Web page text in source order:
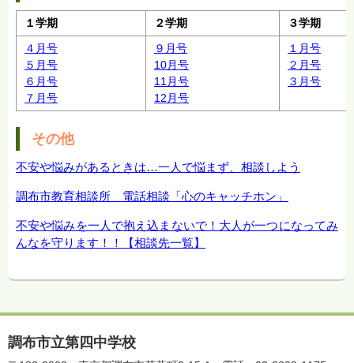
１学期 ２学期
３学期
４月号
５月号
６月号
７月号
９月号
10月号
11月号
12月号
１月号
２月号
３月号
その他
不安や悩みがあるときは…一人で悩まず、相談しよう
調布市教育相談所 電話相談「心のキャッチホン」
不安や悩みを一人で抱え込まないで！大人が一つになってみ
んなを守ります！！【相談先一覧】
調布市立第四中学校